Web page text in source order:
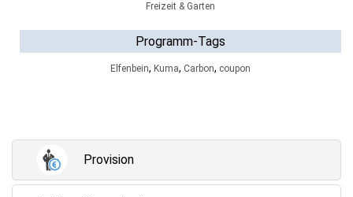
Freizeit & Garten
Programm-Tags
Elfenbein, Kuma, Carbon, coupon
Provision